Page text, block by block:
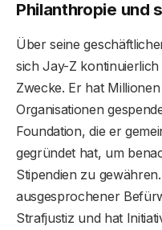
Philanthropie und
Über seine
sich Jay-Z
Zwecke. Er hat
Organisationen
Foundation, die er
gegründet hat, um
Stipendien zu
ausgesprochener
Strafjustiz und hat